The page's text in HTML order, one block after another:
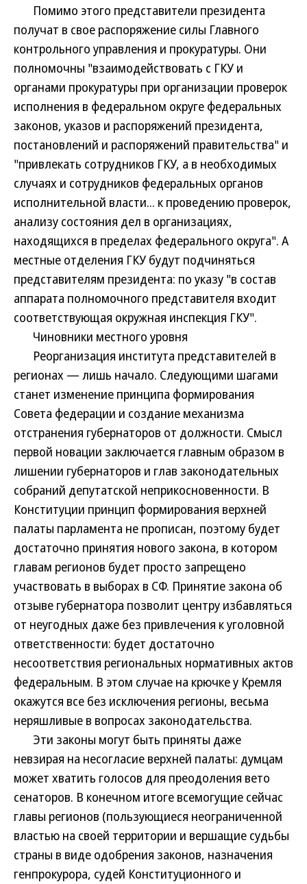
Помимо этого представители президента
получат в свое распоряжение силы Главного
контрольного управления и прокуратуры. Они
полномочны "взаимодействовать с ГКУ и
органами прокуратуры при организации проверок
исполнения в федеральном округе федеральных
законов, указов и распоряжений президента,
постановлений и распоряжений правительства" и
"привлекать сотрудников ГКУ, а в необходимых
случаях и сотрудников федеральных органов
исполнительной власти... к проведению проверок,
анализу состояния дел в организациях,
находящихся в пределах федерального округа". А
местные отделения ГКУ будут подчиняться
представителям президента: по указу "в состав
аппарата полномочного представителя входит
соответствующая окружная инспекция ГКУ".
Чиновники местного уровня
Реорганизация института представителей в
регионах — лишь начало. Следующими шагами
станет изменение принципа формирования
Совета федерации и создание механизма
отстранения губернаторов от должности. Смысл
первой новации заключается главным образом в
лишении губернаторов и глав законодательных
собраний депутатской неприкосновенности. В
Конституции принцип формирования верхней
палаты парламента не прописан, поэтому будет
достаточно принятия нового закона, в котором
главам регионов будет просто запрещено
участвовать в выборах в СФ. Принятие закона об
отзыве губернатора позволит центру избавляться
от неугодных даже без привлечения к уголовной
ответственности: будет достаточно
несоответствия региональных нормативных актов
федеральным. В этом случае на крючке у Кремля
окажутся все без исключения регионы, весьма
неряшливые в вопросах законодательства.
Эти законы могут быть приняты даже
невзирая на несогласие верхней палаты: думцам
может хватить голосов для преодоления вето
сенаторов. В конечном итоге всемогущие сейчас
главы регионов (пользующиеся неограниченной
властью на своей территории и вершащие судьбы
страны в виде одобрения законов, назначения
генпрокурора, судей Конституционного и